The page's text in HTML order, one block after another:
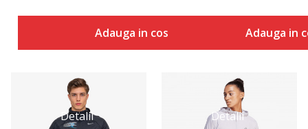
Adauga in cos Adauga in
Detalii
Detalii